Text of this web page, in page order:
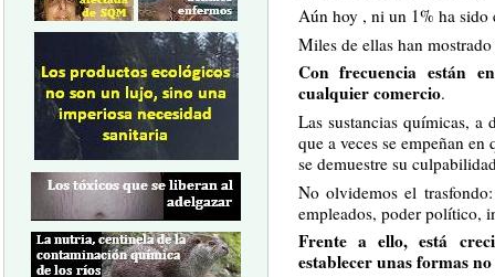
Aún hoy , ni un 1% ha sido
Miles de ellas han mostrado
Con frecuencia están
cualquier comercio.
Las sustancias químicas, a
que a veces se empeñan en
se demuestre su
No olvidemos el
empleados, poder político,
Frente a ello, está
establecer unas formas